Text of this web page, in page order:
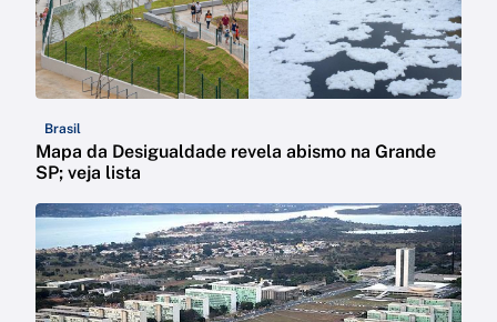
Brasil
Mapa da Desigualdade revela abismo na Grande
SP; veja lista